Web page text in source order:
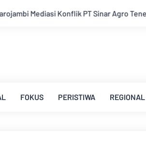
Dengan Warga Sipin Teluk Duren
FOKUS PERISTIWA